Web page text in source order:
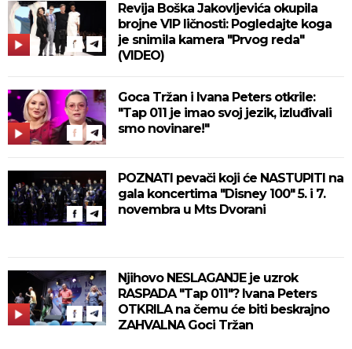
Revija Boška Jakovljevića okupila
brojne VIP ličnosti: Pogledajte koga
je snimila kamera "Prvog reda"
(VIDEO)
Goca Tržan i Ivana Peters otkrile:
"Tap 011 je imao svoj jezik, izluđivali
smo novinare!"
POZNATI pevači koji će NASTUPITI na
gala koncertima "Disney 100" 5. i 7.
novembra u Mts Dvorani
Njihovo NESLAGANJE je uzrok
RASPADA "Tap 011"? Ivana Peters
OTKRILA na čemu će biti beskrajno
ZAHVALNA Goci Tržan